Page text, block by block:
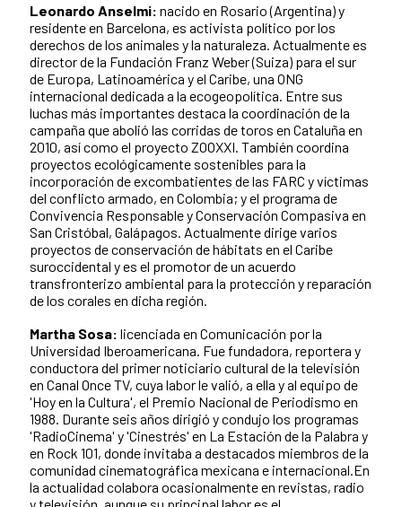
Leonardo Anselmi: nacido en Rosario (Argentina) y
residente en Barcelona, es activista político por los
derechos de los animales y la naturaleza. Actualmente es
director de la Fundación Franz Weber (Suiza) para el sur
de Europa, Latinoamérica y el Caribe, una ONG
internacional dedicada a la ecogeopolítica. Entre sus
luchas más importantes destaca la coordinación de la
campaña que abolió las corridas de toros en Cataluña en
2010, así como el proyecto ZOOXXI. También coordina
proyectos ecológicamente sostenibles para la
incorporación de excombatientes de las FARC y víctimas
del conflicto armado, en Colombia; y el programa de
Convivencia Responsable y Conservación Compasiva en
San Cristóbal, Galápagos. Actualmente dirige varios
proyectos de conservación de hábitats en el Caribe
suroccidental y es el promotor de un acuerdo
transfronterizo ambiental para la protección y reparación
de los corales en dicha región.
Martha Sosa: licenciada en Comunicación por la
Universidad Iberoamericana. Fue fundadora, reportera y
conductora del primer noticiario cultural de la televisión
en Canal Once TV, cuya labor le valió, a ella y al equipo de
'Hoy en la Cultura', el Premio Nacional de Periodismo en
1988. Durante seis años dirigió y condujo los programas
'RadioCinema' y 'Cinestrés' en La Estación de la Palabra y
en Rock 101, donde invitaba a destacados miembros de la
comunidad cinematográfica mexicana e internacional.En
la actualidad colabora ocasionalmente en revistas, radio